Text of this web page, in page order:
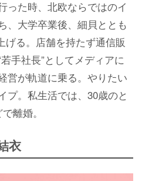
った時、北欧ならではのイ
、大学卒業後、細貝ととも
る。店舗を持たず通信販
手社長”としてメディアに
営が軌道に乗る。やりたい
プ。私生活では、30歳のと
離婚。
衣